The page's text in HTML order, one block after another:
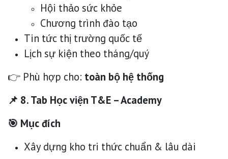
Hội thảo sức khỏe
Chương trình đào tạo
Tin tức thị trường quốc tế
Lịch sự kiện theo tháng/quý
👉 Phù hợp cho: toàn bộ hệ thống
📌 8. Tab Học viện T&E – Academy
🎯 Mục đích
Xây dựng kho tri thức chuẩn & lâu dài